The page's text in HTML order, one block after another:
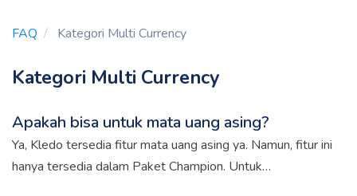
FAQ Kategori Multi Currency
Kategori Multi Currency
Apakah bisa untuk mata uang asing?
Ya, Kledo tersedia fitur mata uang asing ya. Namun, fitur ini
hanya tersedia dalam Paket Champion. Untuk